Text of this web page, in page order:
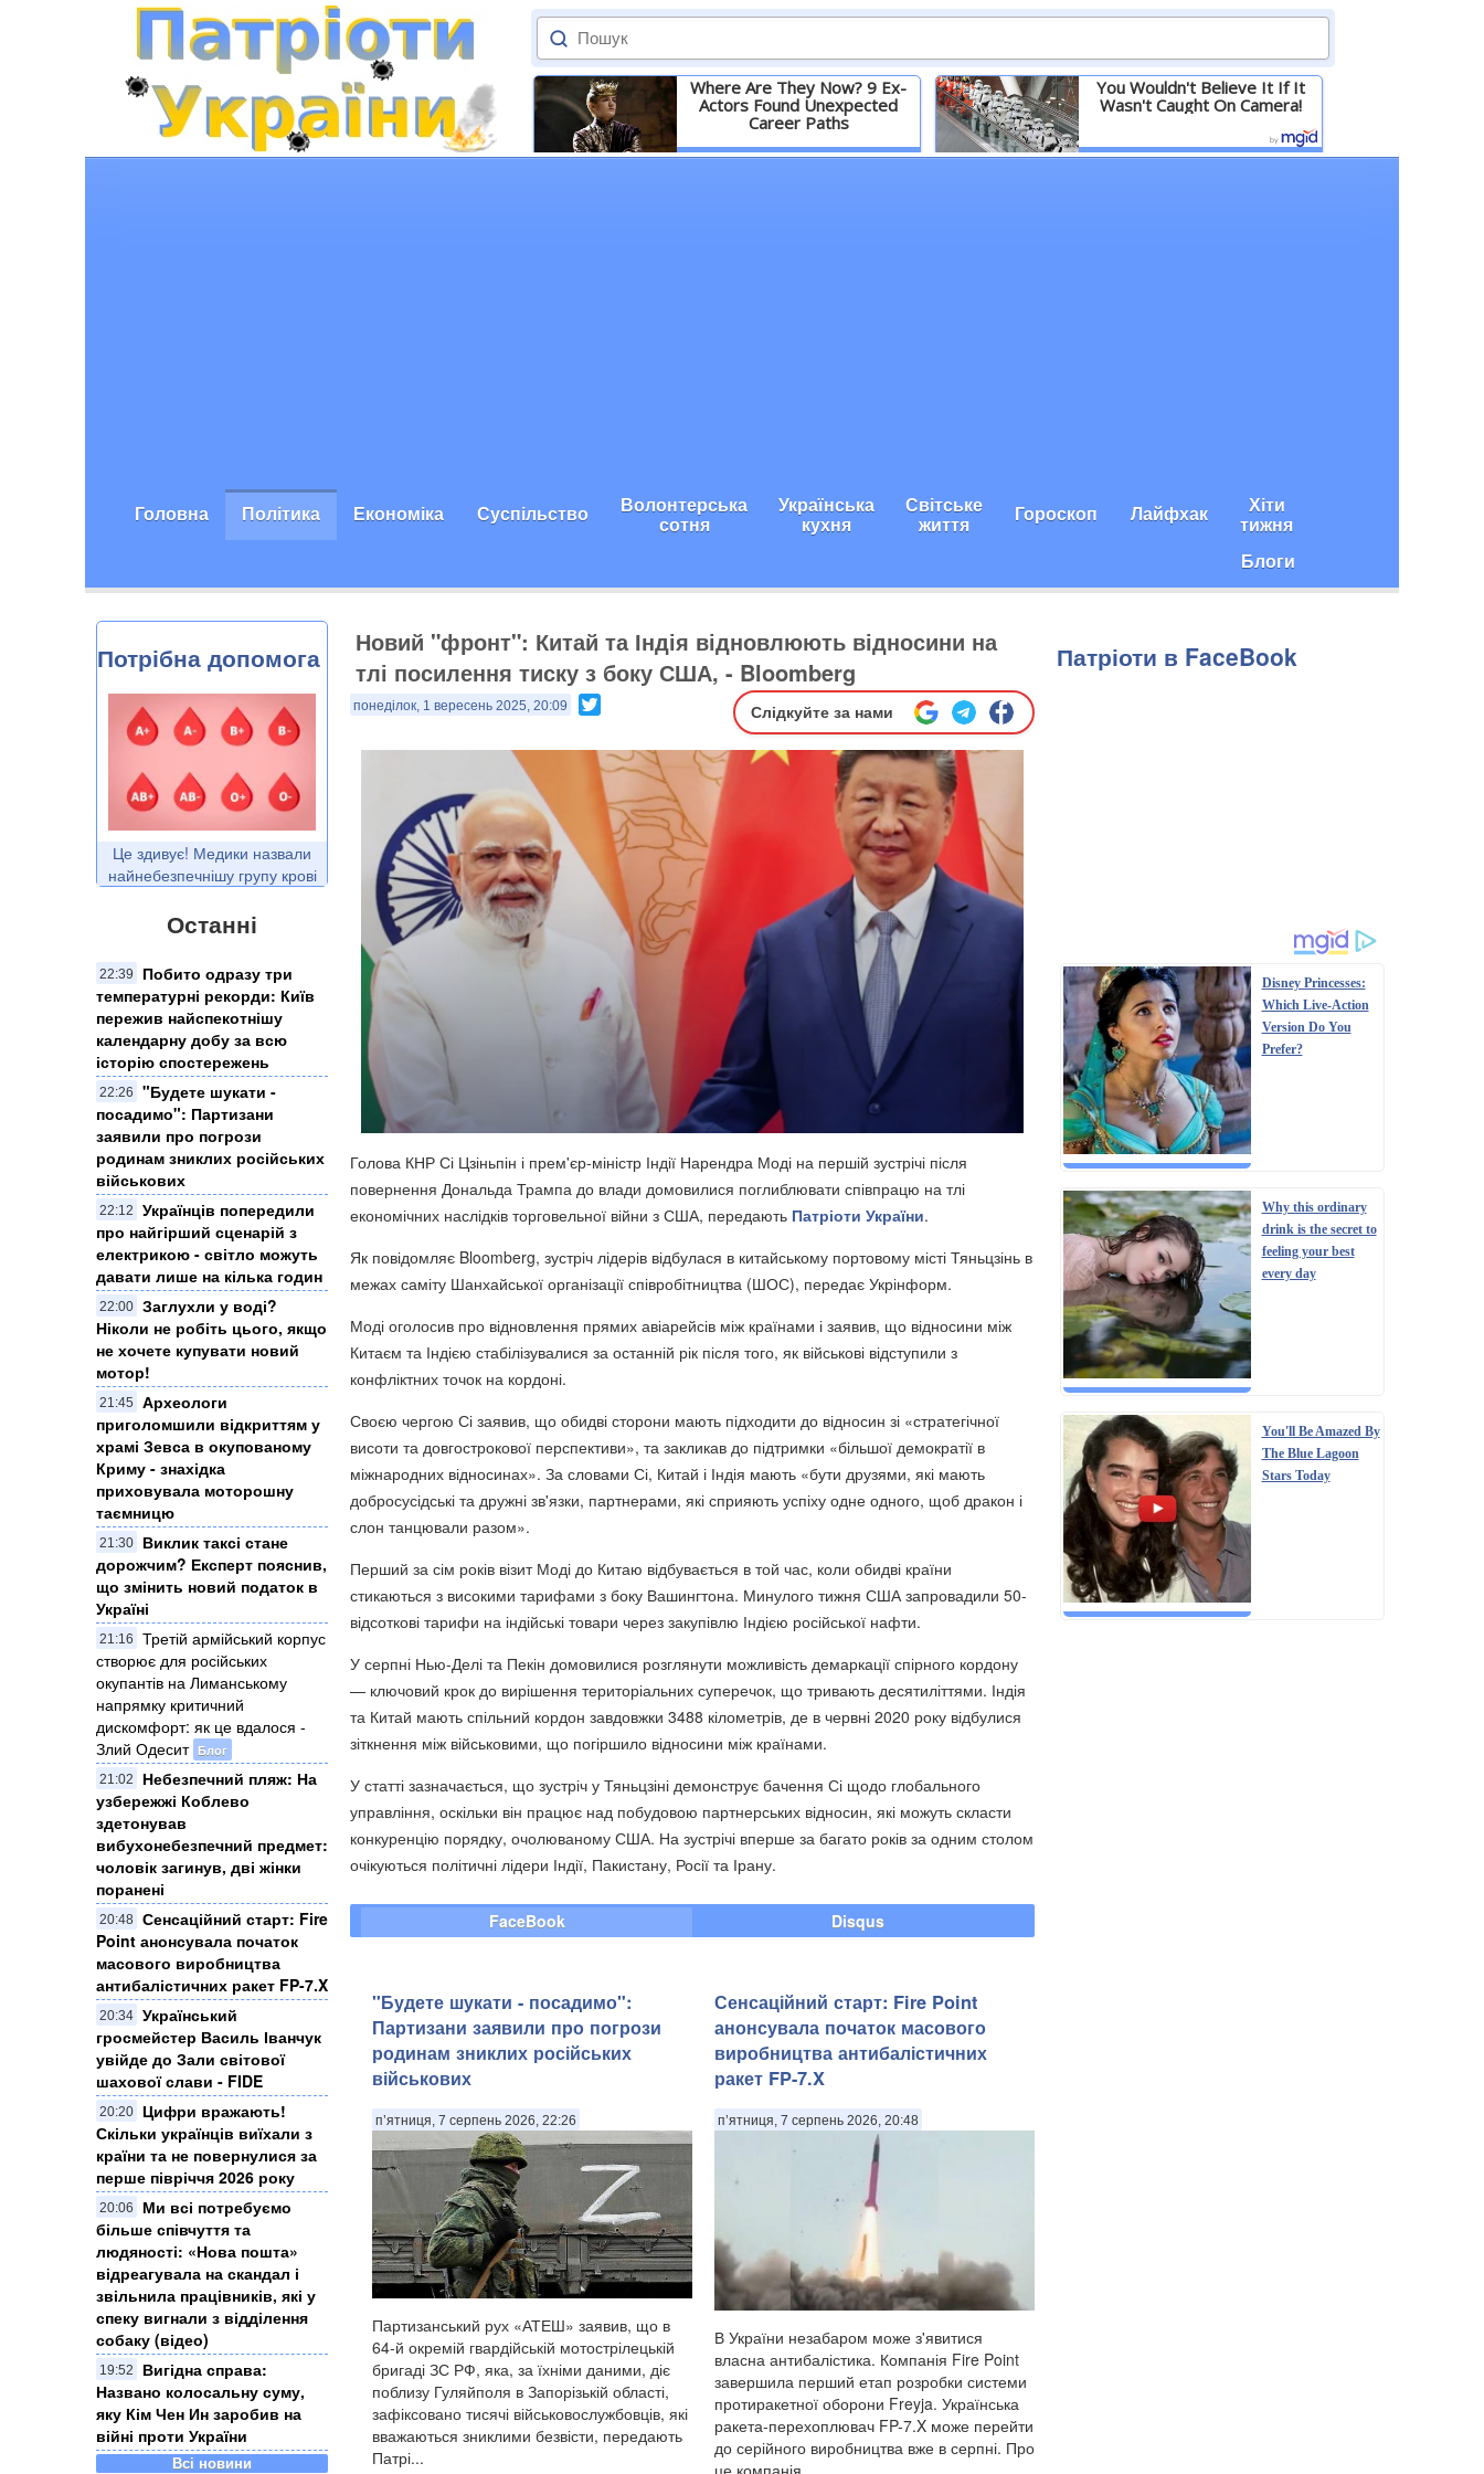
Where Are They Now? 9 Ex-
Actors Found Unexpected
Career Paths
Детальніше
You Wouldn't Believe It If It
Wasn't Caught On Camera!
Детальніше
Головна Політика Економіка Суспільство Волонтерська
сотня
Українська
кухня
Світське
життя Гороскоп Лайфхак Хіти
тижня
Блоги
Потрібна допомога
Це здивує! Медики назвали
найнебезпечнішу групу крові
Останні
22:39
Побито одразу три
температурні рекорди: Київ
пережив найспекотнішу
календарну добу за всю
історію спостережень
22:26
"Будете шукати -
посадимо": Партизани
заявили про погрози
родинам зниклих російських
військових
22:12
Українців попередили
про найгірший сценарій з
електрикою - світло можуть
давати лише на кілька годин
22:00 Заглухли у воді?
Ніколи не робіть цього, якщо
не хочете купувати новий
мотор!
21:45
Археологи
приголомшили відкриттям у
храмі Зевса в окупованому
Криму - знахідка
приховувала моторошну
таємницю
21:30
Виклик таксі стане
дорожчим? Експерт пояснив,
що змінить новий податок в
Україні
21:16
Третій армійський корпус
створює для російських
окупантів на Лиманському
напрямку критичний
дискомфорт: як це вдалося -
Злий Одесит Блог
21:02
Небезпечний пляж: На
узбережжі Коблево
здетонував
вибухонебезпечний предмет:
чоловік загинув, дві жінки
поранені
20:48 Сенсаційний старт: Fire
Point анонсувала початок
масового виробництва
антибалістичних ракет FP-7.X
20:34 Український
гросмейстер Василь Іванчук
увійде до Зали світової
шахової слави - FIDE
20:20
Цифри вражають!
Скільки українців виїхали з
країни та не повернулися за
перше півріччя 2026 року
20:06
Ми всі потребуємо
більше співчуття та
людяності: «Нова пошта»
відреагувала на скандал і
звільнила працівників, які у
спеку вигнали з відділення
собаку (відео)
19:52
Вигідна справа:
Названо колосальну суму,
яку Кім Чен Ин заробив на
війні проти України
Всі новини
Новий "фронт": Китай та Індія відновлюють відносини на
тлі посилення тиску з боку США, - Bloomberg
понеділок, 1 вересень 2025, 20:09 Слідкуйте за нами
Голова КНР Сі Цзіньпін і прем'єр-міністр Індії Нарендра Моді на першій зустрічі після
повернення Дональда Трампа до влади домовилися поглиблювати співпрацю на тлі
економічних наслідків торговельної війни з США, передають Патріоти України.
Як повідомляє Bloomberg, зустріч лідерів відбулася в китайському портовому місті Тяньцзінь в
межах саміту Шанхайської організації співробітництва (ШОС), передає Укрінформ.
Моді оголосив про відновлення прямих авіарейсів між країнами і заявив, що відносини між
Китаєм та Індією стабілізувалися за останній рік після того, як військові відступили з
конфліктних точок на кордоні.
Своєю чергою Сі заявив, що обидві сторони мають підходити до відносин зі «стратегічної
висоти та довгострокової перспективи», та закликав до підтримки «більшої демократії в
міжнародних відносинах». За словами Сі, Китай і Індія мають «бути друзями, які мають
добросусідські та дружні зв'язки, партнерами, які сприяють успіху одне одного, щоб дракон і
слон танцювали разом».
Перший за сім років візит Моді до Китаю відбувається в той час, коли обидві країни
стикаються з високими тарифами з боку Вашингтона. Минулого тижня США запровадили 50-
відсоткові тарифи на індійські товари через закупівлю Індією російської нафти.
У серпні Нью-Делі та Пекін домовилися розглянути можливість демаркації спірного кордону
— ключовий крок до вирішення територіальних суперечок, що тривають десятиліттями. Індія
та Китай мають спільний кордон завдовжки 3488 кілометрів, де в червні 2020 року відбулися
зіткнення між військовими, що погіршило відносини між країнами.
У статті зазначається, що зустріч у Тяньцзіні демонструє бачення Сі щодо глобального
управління, оскільки він працює над побудовою партнерських відносин, які можуть скласти
конкуренцію порядку, очолюваному США. На зустрічі вперше за багато років за одним столом
очікуються політичні лідери Індії, Пакистану, Росії та Ірану.
FaceBook Disqus
"Будете шукати - посадимо":
Партизани заявили про погрози
родинам зниклих російських
військових
п’ятниця, 7 серпень 2026, 22:26
Партизанський рух «АТЕШ» заявив, що в
64-й окремій гвардійській мотострілецькій
бригаді ЗС РФ, яка, за їхніми даними, діє
поблизу Гуляйполя в Запорізькій області,
зафіксовано тисячі військовослужбовців, які
вважаються зниклими безвісти, передають
Патрі...
Сенсаційний старт: Fire Point
анонсувала початок масового
виробництва антибалістичних
ракет FP-7.X
п’ятниця, 7 серпень 2026, 20:48
В України незабаром може з'явитися
власна антибалістика. Компанія Fire Point
завершила перший етап розробки системи
протиракетної оборони Freyja. Українська
ракета-перехоплювач FP-7.X може перейти
до серійного виробництва вже в серпні. Про
це компанія ...
Патріоти в FaceBook
Disney Princesses:
Which Live-Action
Version Do You
Prefer?
Why this ordinary
drink is the secret to
feeling your best
every day
You'll Be Amazed By
The Blue Lagoon
Stars Today